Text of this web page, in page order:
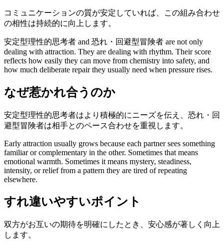
コミュニケーションの質が安定していれば、この組み合わせ
の相性は持続的に向上します。
安定型理性的思考者 and 恐れ・回避型冒険者 are not only
dealing with attraction. They are dealing with rhythm. Their score
reflects how easily they can move from chemistry into safety, and
how much deliberate repair they usually need when pressure rises.
なぜ惹かれ合うのか
安定型理性的思考者はより積極的にニーズを伝え、恐れ・回
避型冒険者は相手とのペース合わせを重視します。
Early attraction usually grows because each partner sees something
familiar or complementary in the other. Sometimes that means
emotional warmth. Sometimes it means mystery, steadiness,
intensity, or relief from a pattern they are tired of repeating
elsewhere.
すれ違いやすいポイント
双方がお互いの期待を明確にしたとき、安心感が著しく向上
します。